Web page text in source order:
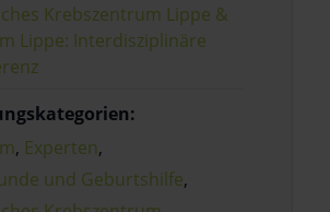
Krebszentrum Lippe &
Lippe: Interdisziplinäre
, Experten,
und Geburtshilfe,